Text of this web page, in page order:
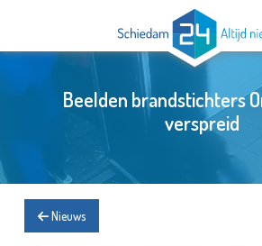
Beelden brandstichters
verspreid
Nieuws